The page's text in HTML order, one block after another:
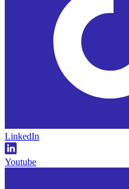
LinkedIn
Youtube